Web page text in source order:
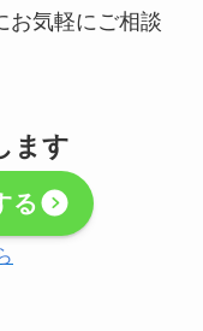
お気軽にご相談
ます
る